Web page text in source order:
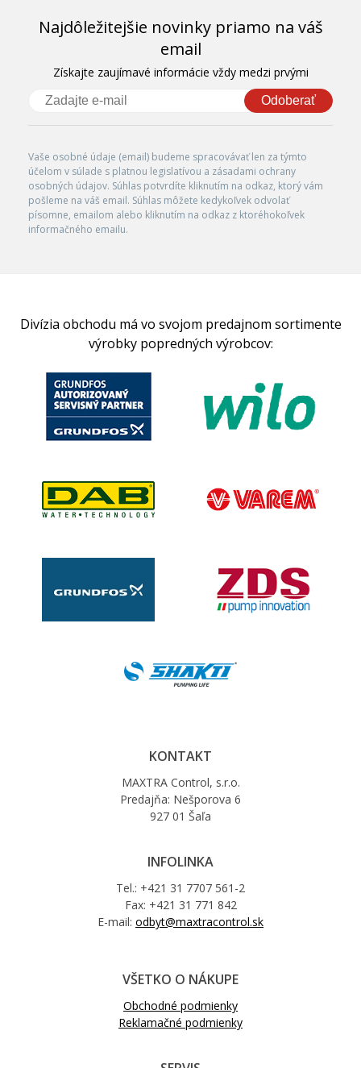
Najdôležitejšie novinky priamo na váš
email
Získajte zaujímavé informácie vždy medzi prvými
Odoberať
Vaše osobné údaje (email) budeme spracovávať len za týmto
účelom v súlade s platnou legislatívou a zásadami ochrany
osobných údajov. Súhlas potvrdíte kliknutím na odkaz, ktorý vám
pošleme na váš email. Súhlas môžete kedykoľvek odvolať
písomne, emailom alebo kliknutím na odkaz z ktoréhokoľvek
informačného emailu.
Divízia obchodu má vo svojom predajnom sortimente
výrobky popredných výrobcov:
KONTAKT
MAXTRA Control, s.r.o.
Predajňa: Nešporova 6
927 01 Šaľa
INFOLINKA
Tel.: +421 31 7707 561-2
Fax: +421 31 771 842
E-mail: odbyt@maxtracontrol.sk
VŠETKO O NÁKUPE
Obchodné podmienky
Reklamačné podmienky